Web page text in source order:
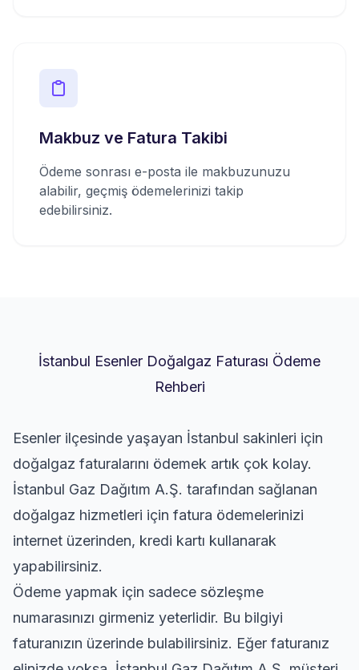
Makbuz ve Fatura Takibi
Ödeme sonrası e-posta ile makbuzunuzu
alabilir, geçmiş ödemelerinizi takip
edebilirsiniz.
İstanbul Esenler Doğalgaz Faturası Ödeme
Rehberi
Esenler ilçesinde yaşayan İstanbul sakinleri için
doğalgaz faturalarını ödemek artık çok kolay.
İstanbul Gaz Dağıtım A.Ş. tarafından sağlanan
doğalgaz hizmetleri için fatura ödemelerinizi
internet üzerinden, kredi kartı kullanarak
yapabilirsiniz.
Ödeme yapmak için sadece sözleşme
numarasınızı girmeniz yeterlidir. Bu bilgiyi
faturanızın üzerinde bulabilirsiniz. Eğer faturanız